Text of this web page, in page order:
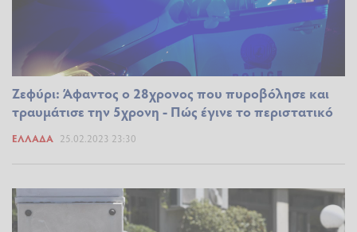
Ζεφύρι: Άφαντος ο 28χρονος που πυροβόλησε και
τραυμάτισε την 5χρονη - Πώς έγινε το περιστατικό
ΕΛΛΆΔΑ 25.02.2023 23:30